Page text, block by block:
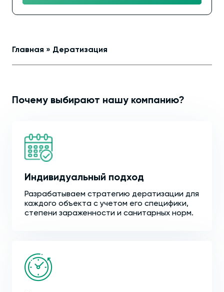
Главная » Дератизация
Почему выбирают нашу компанию?
Индивидуальный подход
Разрабатываем стратегию дератизации для
каждого объекта с учетом его специфики,
степени зараженности и санитарных норм.